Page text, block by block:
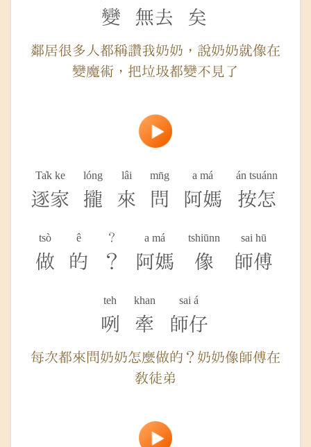
變 無去 矣
鄰居很多人都稱讚我奶奶，說奶奶就像在
變魔術，把垃圾都變不見了
Ta̍k ke
逐家
lóng
攏
lâi
來
mn̄g
問
a má
阿媽
án tsuánn
按怎
tsò
做
ê
的
？
？
a má
阿媽
tshiūnn
像
sai hū
師傅
teh
咧
khan
牽
sai á
師仔
每次都來問奶奶怎麼做的？奶奶像師傅在
教徒弟